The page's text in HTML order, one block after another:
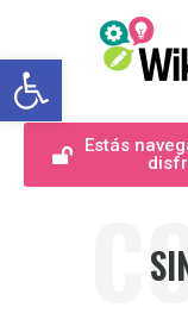
Abrir
Estás